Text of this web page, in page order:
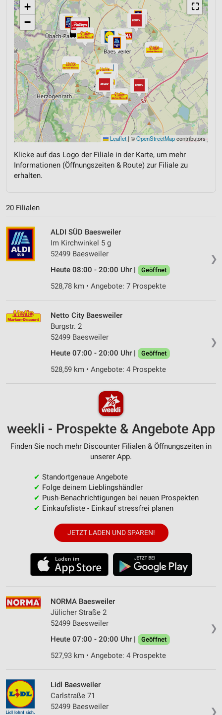
⛶
+
−
Leaflet | ©OpenStreetMapcontributors
Klicke auf das Logo der Filiale in der Karte, um mehr
Informationen (Öffnungszeiten & Route) zur Filiale zu
erhalten.
20 Filialen
❯
ALDI SÜD Baesweiler
Im Kirchwinkel 5 g
52499 Baesweiler
Heute 08:00 - 20:00 Uhr |
Geöffnet
528,78 km • Angebote: 7 Prospekte
❯
Netto City Baesweiler
Burgstr. 2
52499 Baesweiler
Heute 07:00 - 20:00 Uhr |
Geöffnet
528,59 km • Angebote: 4 Prospekte
weekli - Prospekte & Angebote App
Finden Sie noch mehr Discounter Filialen & Öffnungszeiten in
unserer App.
✔ Standortgenaue Angebote
✔ Folge deinem Lieblingshändler
✔ Push-Benachrichtigungen bei neuen Prospekten
✔ Einkaufsliste - Einkauf stressfrei planen
JETZT LADEN UND SPAREN!
❯
NORMA Baesweiler
Jülicher Straße 2
52499 Baesweiler
Heute 07:00 - 20:00 Uhr |
Geöffnet
527,93 km • Angebote: 4 Prospekte
❯
Lidl Baesweiler
Carlstraße 71
52499 Baesweiler